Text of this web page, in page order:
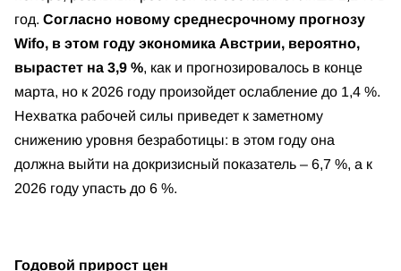
год. Согласно новому среднесрочному прогнозу
Wifo, в этом году экономика Австрии, вероятно,
вырастет на 3,9 %, как и прогнозировалось в конце
марта, но к 2026 году произойдет ослабление до 1,4 %.
Нехватка рабочей силы приведет к заметному
снижению уровня безработицы: в этом году она
должна выйти на докризисный показатель – 6,7 %, а к
2026 году упасть до 6 %.
Годовой прирост цен